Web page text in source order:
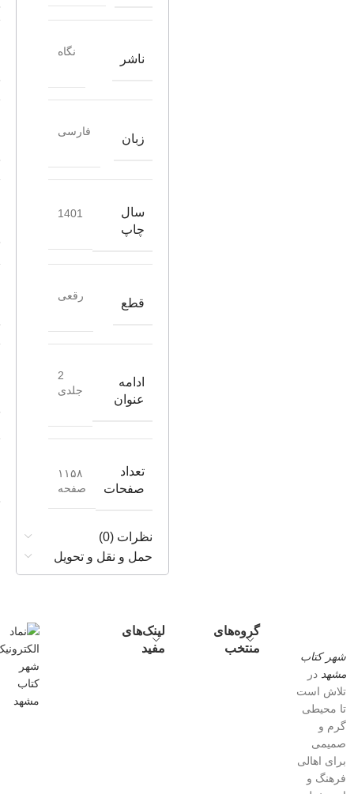
ناشر
نگاه
زبان
فارسی
سال
چاپ
1401
قطع
رقعی
ادامه
عنوان
2
جلدی
تعداد
صفحات
۱۱۵۸
صفحه
نظرات (0)
حمل و نقل و تحویل
شهر کتاب
مشهد در
تلاش است
تا محیطی
گرم و
صمیمی
برای اهالی
فرهنگ و
گروه‌های
منتخب
لینک‌های
مفید